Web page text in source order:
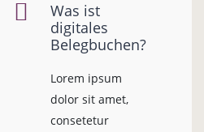
Was ist
digitales
Belegbuchen?
Lorem ipsum
dolor sit amet,
consetetur